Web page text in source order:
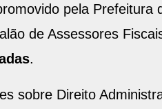
pela Prefeitura
de Assessores
.
sobre Direito